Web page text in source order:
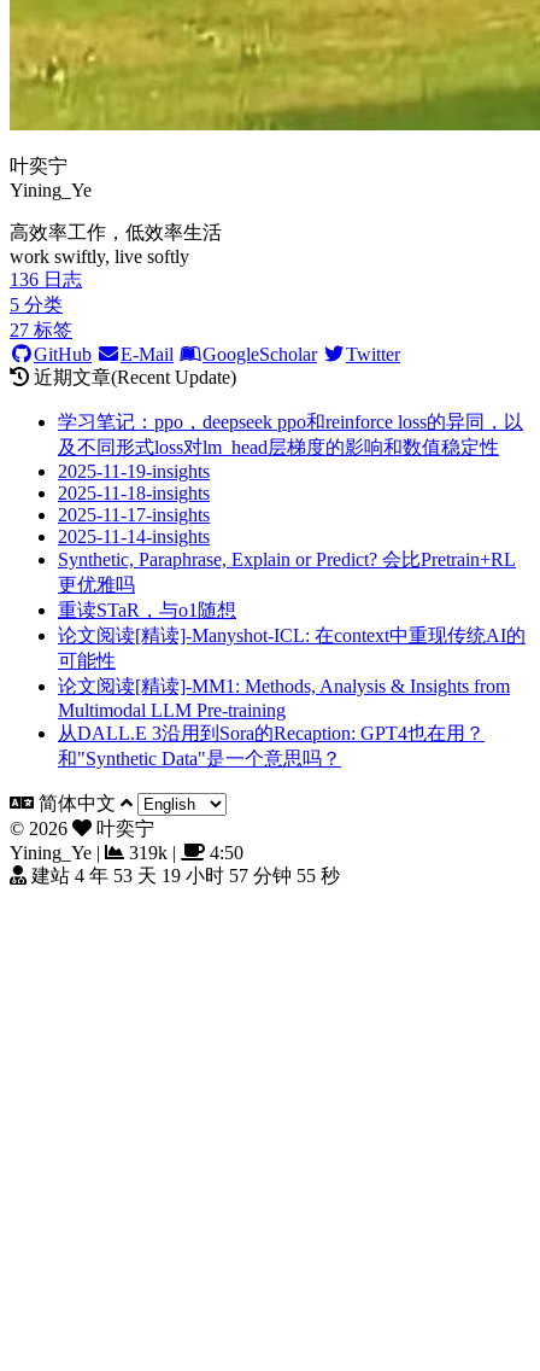
叶奕宁
Yining_Ye
高效率工作，低效率生活
work swiftly, live softly
136 日志
5 分类
27 标签
GitHub
E-Mail GoogleScholar
Twitter
近期文章(Recent Update)
学习笔记：ppo，deepseek ppo和reinforce loss的异同，以
及不同形式loss对lm_head层梯度的影响和数值稳定性
2025-11-19-insights
2025-11-18-insights
2025-11-17-insights
2025-11-14-insights
Synthetic, Paraphrase, Explain or Predict? 会比Pretrain+RL
更优雅吗
重读STaR，与o1随想
论文阅读[精读]-Manyshot-ICL: 在context中重现传统AI的
可能性
论文阅读[精读]-MM1: Methods, Analysis & Insights from
Multimodal LLM Pre-training
从DALL.E 3沿用到Sora的Recaption: GPT4也在用？
和"Synthetic Data"是一个意思吗？
简体中文
© 2026
叶奕宁
Yining_Ye | 319k |
4:50
建站 4 年 53 天 19 小时 57 分钟 56 秒